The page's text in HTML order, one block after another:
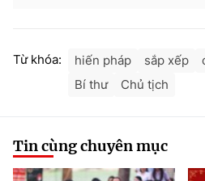
Từ khóa: hiến pháp sắp xếp
Bí thư
Chủ tịch
Tin cùng chuyên mục